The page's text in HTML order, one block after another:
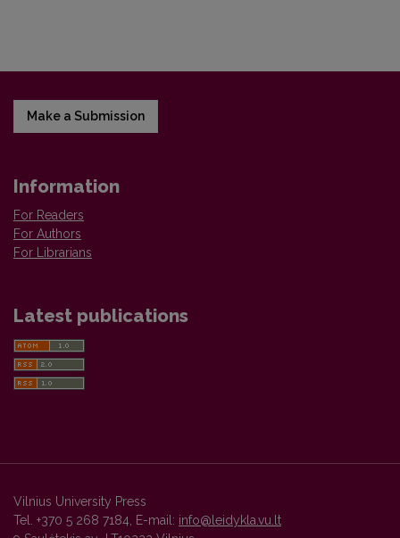
Make a Submission
Information
For Readers
For Authors
For Librarians
Latest publications
Vilnius University Press
Tel. +370 5 268 7184, E-mail: info@leidykla.vu.lt